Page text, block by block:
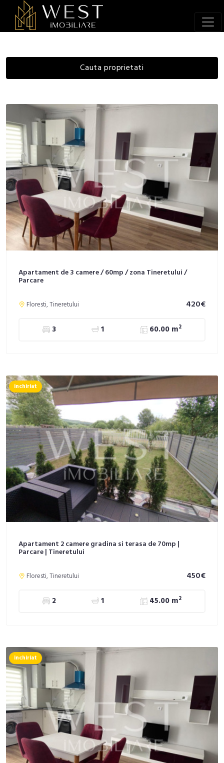
Cauta proprietati
Apartament de 3 camere / 60mp / zona Tineretului /
Parcare
Floresti, Tineretului 420€
3 1 60.00 m2
inchiriat
Apartament 2 camere gradina si terasa de 70mp |
Parcare | Tineretului
Floresti, Tineretului 450€
2 1 45.00 m2
inchiriat